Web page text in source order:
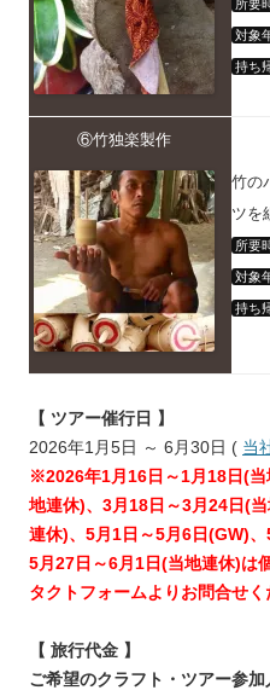
所要
対象
持ち
⑥竹独楽製作
竹の
ツを
所要
対象
持ち
【 ツアー催行日 】
2026年1月5日 ～ 6月30日 ( 当
※2026年1月16日～1月18日(
地連休)、3月18日～3月24日(
連休)、5月1日～5月6日(GW)
5月27日～6月1日(当地連休)は
タクトフォームよりお問合せく
【 旅行代金 】
ご希望のクラフト・ツアー参